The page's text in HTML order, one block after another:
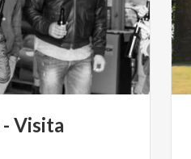
- Visita